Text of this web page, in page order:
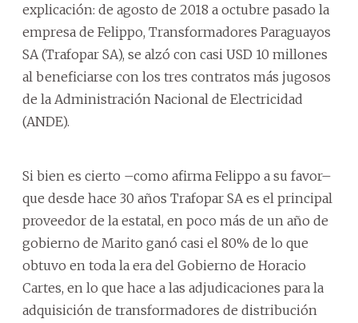
explicación: de agosto de 2018 a octubre pasado la
empresa de Felippo, Transformadores Paraguayos
SA (Trafopar SA), se alzó con casi USD 10 millones
al beneficiarse con los tres contratos más jugosos
de la Administración Nacional de Electricidad
(ANDE).
Si bien es cierto –como afirma Felippo a su favor–
que desde hace 30 años Trafopar SA es el principal
proveedor de la estatal, en poco más de un año de
gobierno de Marito ganó casi el 80% de lo que
obtuvo en toda la era del Gobierno de Horacio
Cartes, en lo que hace a las adjudicaciones para la
adquisición de transformadores de distribución